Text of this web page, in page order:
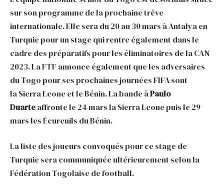
sur son programme de la prochaine trêve
internationale. Elle sera du 20 au 30 mars à Antalya en
Turquie pour un stage qui rentre également dans le
cadre des préparatifs pour les éliminatoires de la CAN
2023. La FTF annonce également que les adversaires
du Togo pour ses prochaines journées FIFA sont
la Sierra Leone et le Bénin. La bande àPaulo
Duarteaffronte le 24 mars la Sierra Leone puis le 29
mars les Écureuils du Bénin.
La liste des joueurs convoqués pour ce stage de
Turquie sera communiquée ultérieurement selon la
Fédération Togolaise de football.